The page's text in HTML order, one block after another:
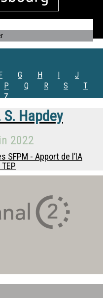
G H I
J
P Q R S
T
Z
S. Hapdey
2022
SFPM - Apport de l’IA